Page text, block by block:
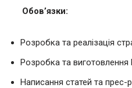
Обов’язки:
Розробка та реалізація
Розробка та виготовлення
Написання статей та прес-